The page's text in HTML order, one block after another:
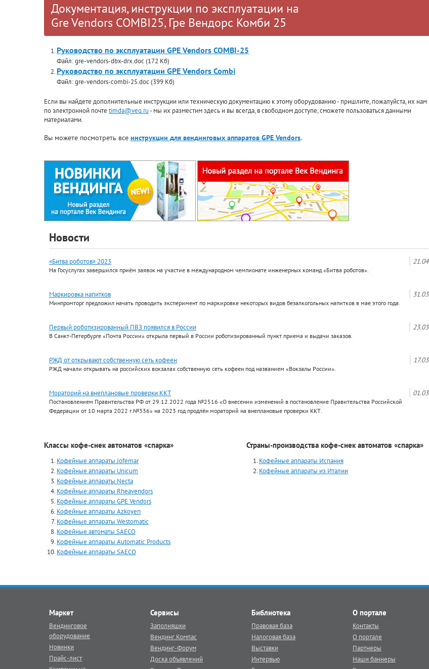
Документация, инструкции по эксплуатации на
Gre Vendors COMBI25, Гре Вендорс Комби 25
Руководство по эксплуатации GPE Vendors COMBI-25
Файл: gre-vendors-dbx-drx.doc (172 Кб)
Руководство по эксплуатации GPE Vendors Combi
Файл: gre-vendors-combi-25.doc (399 Кб)
Если вы найдете дополнительные инструкции или техническую документацию к этому оборудованию - пришлите, пожалуйста, их нам
по электронной почте timda@veq.ru- мы их разместим здесь и вы всегда, в свободном доступе, сможете пользоваться данными
материалами.
Вы можете посмотреть все инструкции для вендинговых аппаратов GPE Vendors.
Новости
21.04
«Битва роботов» 2023
На Госуслугах завершился приём заявок на участие в международном чемпионате инженерных команд «Битва роботов».
31.03
Маркировка напитков
Минпромторг предложил начать проводить эксперимент по маркировке некоторых видов безалкогольных напитков в мае этого года.
23.03
Первый роботизированный ПВЗ появился в России
В Санкт-Петербурге «Почта России» открыла первый в России роботизированный пункт приема и выдачи заказов.
17.03
РЖД от открывают собственную сеть кофеен
РЖД начали открывать на российских вокзалах собственную сеть кофеен под названием «Вокзалы России».
01.03
Мораторий на внеплановые проверки ККТ
Постановлением Правительства РФ от 29.12.2022 года №2516 «О внесении изменений в постановление Правительства Российской
Федерации от 10 марта 2022 г.№336» на 2023 год продлён мораторий на внеплановые проверки ККТ.
Классы кофе-снек автоматов «спарка»
Кофейные аппараты Jofemar
Кофейные аппараты Unicum
Кофейные аппараты Necta
Кофейные аппараты Rheavendors
Кофейные аппараты GPE Vendors
Кофейные аппараты Azkoyen
Кофейные аппараты Westomatic
Кофейные автоматы SAECO
Кофейные аппараты Automatiс Products
Кофейные аппараты SAECO
Страны-производства кофе-снек автоматов «спарка»
Кофейные аппараты Испания
Кофейные аппараты из Италии
Маркет
Вендинговое
оборудование
Новинки
Прайс-лист
Сервисы
Заполняшки
Вендинг.Компас
Вендинг-Форум
Доска объявлений
Библиотека
Правовая база
Налоговая база
Выставки
Интервью
О портале
Контакты
О портале
Партнеры
Наши баннеры